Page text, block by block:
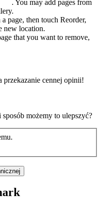
. You may add pages from
page, then touch Reorder,
new location.
that you want to remove,
przekazanie cennej opinii!
możemy to ulepszyć?